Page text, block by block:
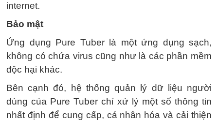
internet.
Bảo mật
Ứng dụng Pure Tuber là một ứng dụng sạch,
không có chứa virus cũng như là các phần mềm
độc hại khác.
Bên cạnh đó, hệ thống quản lý dữ liệu người
dùng của Pure Tuber chỉ xử lý một số thông tin
nhất định để cung cấp, cá nhân hóa và cải thiện